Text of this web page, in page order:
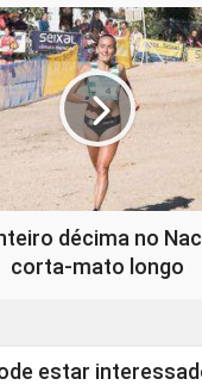
décima no
corta-mato longo
estar